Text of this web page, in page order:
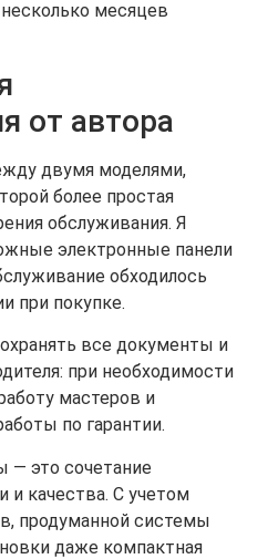
месяцев
от автора
двумя моделями,
более простая
обслуживания. Я
электронные панели
обходилось
при покупке.
все документы и
при необходимости
мастеров и
по гарантии.
это сочетание
и качества. С учетом
продуманной системы
даже компактная